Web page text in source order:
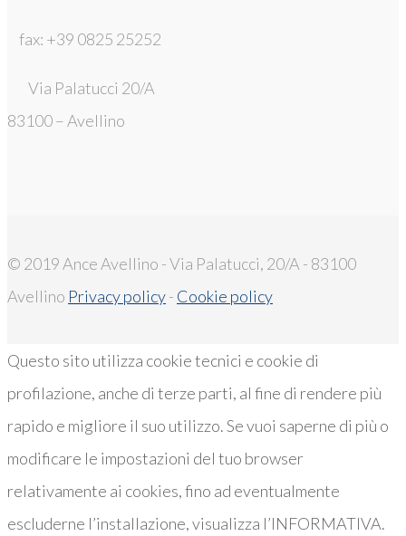
fax: +39 0825 25252
Via Palatucci 20/A
83100 – Avellino
© 2019 Ance Avellino - Via Palatucci, 20/A - 83100
Avellino Privacy policy- Cookie policy
Questo sito utilizza cookie tecnici e cookie di
profilazione, anche di terze parti, al fine di rendere più
rapido e migliore il suo utilizzo. Se vuoi saperne di più o
modificare le impostazioni del tuo browser
relativamente ai cookies, fino ad eventualmente
escluderne l’installazione, visualizza l’INFORMATIVA.